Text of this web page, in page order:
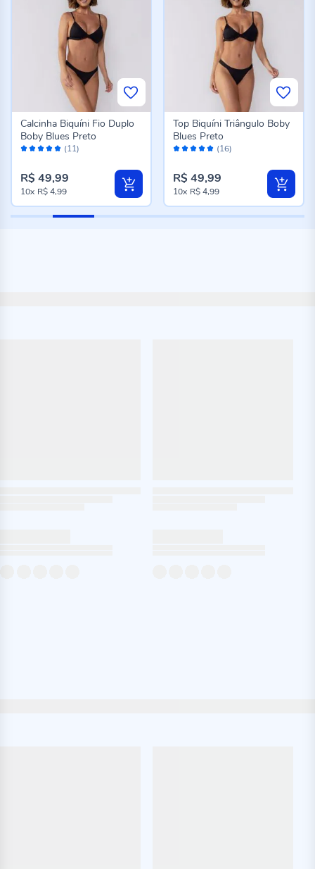
Avaliação: (11)
Calcinha Biquíni Fio Duplo
Boby Blues Preto
R$ 49,99
10x R$ 4,99
Avaliação: (16)
Top Biquíni Triângulo Boby
Blues Preto
R$ 49,99
10x R$ 4,99